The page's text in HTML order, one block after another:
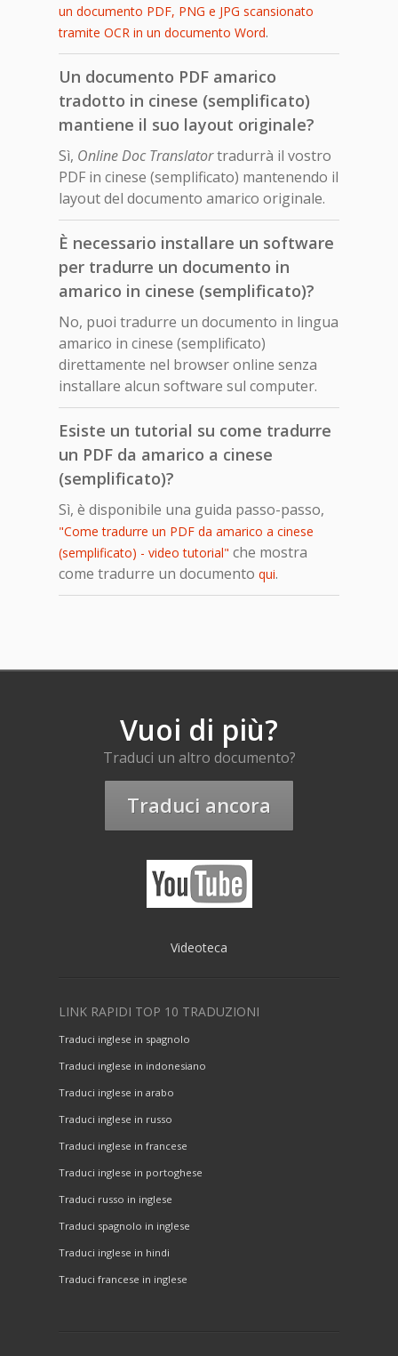
un documento PDF, PNG e JPG scansionato
tramite OCR in un documento Word.
Un documento PDF amarico
tradotto in cinese (semplificato)
mantiene il suo layout originale?
Sì, Online Doc Translatortradurrà il vostro
PDF in cinese (semplificato) mantenendo il
layout del documento amarico originale.
È necessario installare un software
per tradurre un documento in
amarico in cinese (semplificato)?
No, puoi tradurre un documento in lingua
amarico in cinese (semplificato)
direttamente nel browser online senza
installare alcun software sul computer.
Esiste un tutorial su come tradurre
un PDF da amarico a cinese
(semplificato)?
Sì, è disponibile una guida passo-passo,
"Come tradurre un PDF da amarico a cinese
(semplificato) - video tutorial" che mostra
come tradurre un documento qui.
Vuoi di più?
Traduci un altro documento?
Traduci ancora
Videoteca
LINK RAPIDI TOP 10 TRADUZIONI
Traduci inglese in spagnolo
Traduci inglese in indonesiano
Traduci inglese in arabo
Traduci inglese in russo
Traduci inglese in francese
Traduci inglese in portoghese
Traduci russo in inglese
Traduci spagnolo in inglese
Traduci inglese in hindi
Traduci francese in inglese